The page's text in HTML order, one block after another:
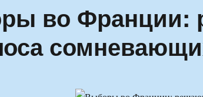
во Франции: